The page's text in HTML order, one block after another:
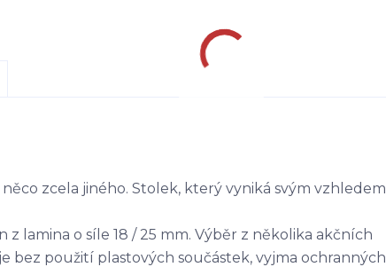
zcela jiného. Stolek, který vyniká svým vzhledem
lamina o síle 18 / 25 mm. Výběr z několika akčních
bez použití plastových součástek, vyjma ochranných